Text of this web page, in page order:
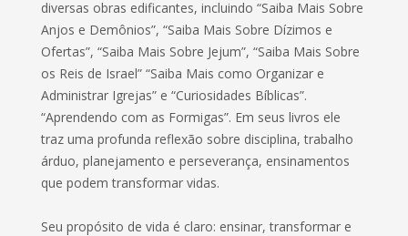
diversas obras edificantes, incluindo “Saiba Mais Sobre
Anjos e Demônios”, “Saiba Mais Sobre Dízimos e
Ofertas”, “Saiba Mais Sobre Jejum”, “Saiba Mais Sobre
os Reis de Israel” “Saiba Mais como Organizar e
Administrar Igrejas” e “Curiosidades Bíblicas”.
“Aprendendo com as Formigas”. Em seus livros ele
traz uma profunda reflexão sobre disciplina, trabalho
árduo, planejamento e perseverança, ensinamentos
que podem transformar vidas.
Seu propósito de vida é claro: ensinar, transformar e